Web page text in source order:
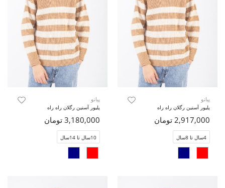
پیانو
پلیور آستین رگلان راه راه
2,917,000 تومان
4سال تا 8سال
پیانو
پلیور آستین رگلان راه راه
3,180,000 تومان
10سال تا 14سال